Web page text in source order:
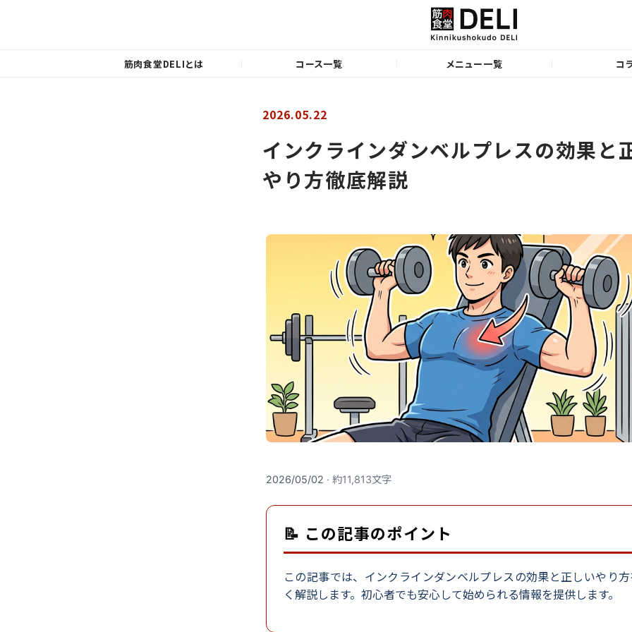
筋肉食堂DELIとは コース一覧 メニュー一覧 コ
2026.05.22
インクラインダンベルプレスの効果と
やり方徹底解説
2026/05/02 · 約11,813文字
📝 この記事のポイント
この記事では、インクラインダンベルプレスの効果と正しいやり
く解説します。初心者でも安心して始められる情報を提供します。